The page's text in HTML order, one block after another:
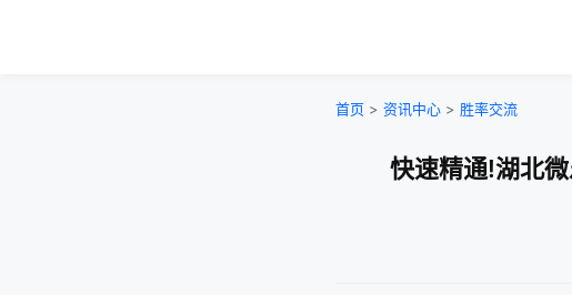
首页 > 资讯中心 > 胜率交流
快速精通!湖北